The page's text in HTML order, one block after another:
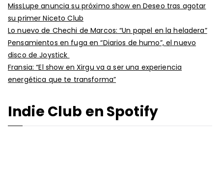
MissLupe anuncia su próximo show en Deseo tras agotar
su primer Niceto Club
Lo nuevo de Chechi de Marcos: “Un papel en la heladera”
Pensamientos en fuga en “Diarios de humo”, el nuevo
disco de Joystick
Fransia: “El show en Xirgu va a ser una experiencia
energética que te transforma”
Indie Club en Spotify